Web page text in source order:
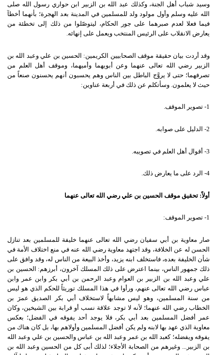
وسيد شباب أهل الجنة، وكذلك عبد الله بن الزبير ابن حواري رسول الله صلى
الله عليه وسلم وأول مولود ولد للمسلمين في المدينة بعد الهجرة؛ بأنهما أخطآ
فيما فعلا لعدم صبرهما على جور الحكام، ليتوصّلوا من ذلك إلى تخطئة من
يعارض الانقلاب على الرئيس المنتخب ويعمل على إنهائه.
وقد أردت بيان حقيقة موقف الصحابيين الكريمين: الحسين بن علي وعبد الله بن
الزبير رضي الله تعالى عنهما وعن أبويهما وأميهما، وموقف أهل العلم من
تصرفهما؛ حتى لا يروَّج الباطل بين الناس وهم يحسبون أنهم يحسنون صنعاً من
حيث لا يعلمون. وسأتكلم عن ذلك في أربعة عناوين:
1- تصوير الموقف.
2- الدليل على صوابه.
3- أقوال أهل العلم في تصويبه.
4- الرد على ما يعارض ذلك.
أولاً: تحقيق موقف الحسين بن علي رضي الله تعالى عنهما
1- تصوير الموقف:
صار معاوية بن أبي سفيان رضي الله تعالى عنهما خليفة للمسلمين بعد تنازل
الحسن له عن الخلافة، وقد اجتهد معاوية رضي الله عنه في منع اختلاف الأمة في
شأن الخليفة بعده، فاستخلف ابنه يزيد، وأخذ البيعة من الناس له، وقد وافق على
ذلك جمهور الناس، بينما اعترض على ذلك المسلك آخرون، أبرزهم: الحسين بن
علي وعبد الله بن الزبير بن العوام وعبد الرحمن بن أبي بكر وابن عمر وابن
عباس رضي الله تعالى عنهم، ورأوا في هذا المسلك توريثاً للحكم الذي هو ليس
من سنة المسلمين، وهو ليس مشابهاً لاستخلاف أبي بكر الصديق عمرَ بن
الخطاب رضي الله عنهما؛ لأنه لا توجد علاقة نسب أو قرابة بين الشيخين، وكان
عمر أفضل المسلمين بعد أبي بكر، فلا يوجد أحد يفوقه في الفضل؛ بعكس
معاوية الذي عهد بها لابنه ولم يكن أفضل المسلمين وأولاهم بها، بل كان هناك من
يفوقه ويفضله؛ كعبد الله بن عمر وعبد الله بن عباس والحسين بن علي وعبد الله
بن الزبير... وغيرهم من الصحابة الأجلاء؛ لذلك أبى كل من الحسين وعبد الله بن